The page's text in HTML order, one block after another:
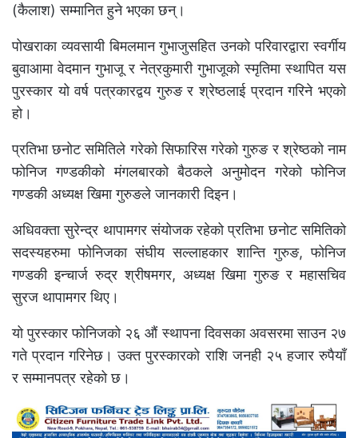
(कैलाश) सम्मानित हुने भएका छन्।
पोखराका व्यवसायी बिमलमान गुभाजुसहित उनको परिवारद्वारा स्वर्गीय
बुवाआमा वेदमान गुभाजू र नेत्रकुमारी गुभाजूको स्मृतिमा स्थापित यस
पुरस्कार यो वर्ष पत्रकारद्वय गुरुङ र श्रेष्ठलाई प्रदान गरिने भएको
हो।
प्रतिभा छनोट समितिले गरेको सिफारिस गरेको गुरुङ र श्रेष्ठको नाम
फोनिज गण्डकीको मंगलबारको बैठकले अनुमोदन गरेको फोनिज
गण्डकी अध्यक्ष खिमा गुरुङले जानकारी दिइन।
अधिवक्ता सुरेन्द्र थापामगर संयोजक रहेको प्रतिभा छनोट समितिको
सदस्यहरुमा फोनिजका संघीय सल्लाहकार शान्ति गुरुङ, फोनिज
गण्डकी इन्चार्ज रुद्र श्रीषमगर, अध्यक्ष खिमा गुरुङ र महासचिव
सुरज थापामगर थिए।
यो पुरस्कार फोनिजको २६ औं स्थापना दिवसका अवसरमा साउन २७
गते प्रदान गरिनेछ। उक्त पुरस्कारको राशि जनही २५ हजार रुपैयाँ
र सम्मानपत्र रहेको छ।